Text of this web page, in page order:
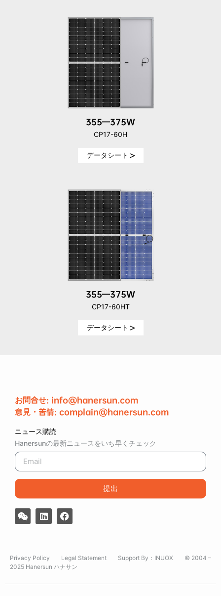
355—375W
CP17-60H
データシート
355—375W
CP17-60HT
データシート
お問合せ: info@hanersun.com
意見・苦情: complain@hanersun.com
ニュース購読
Hanersunの最新ニュースをいち早くチェック
提出
Privacy Policy Legal Statement Support By： INUOX
© 2004 –
2025 Hanersun ハナサン